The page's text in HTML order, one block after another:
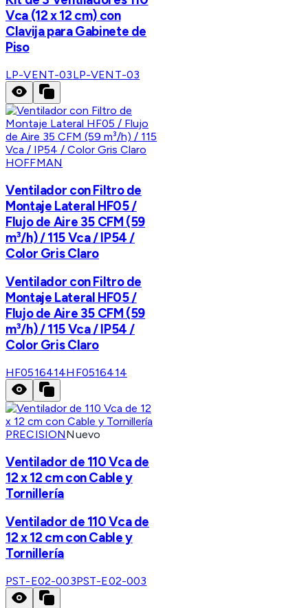
Vca (12 x 12 cm) con
Clavija para Gabinete de
Piso
LP-VENT-03LP-VENT-03
HOFFMAN
Ventilador con Filtro de
Montaje Lateral HF05 /
Flujo de Aire 35 CFM (59
m³/h) / 115 Vca / IP54 /
Color Gris Claro
Ventilador con Filtro de
Montaje Lateral HF05 /
Flujo de Aire 35 CFM (59
m³/h) / 115 Vca / IP54 /
Color Gris Claro
HF0516414HF0516414
PRECISIONNuevo
Ventilador de 110 Vca de
12 x 12 cm con Cable y
Tornillería
Ventilador de 110 Vca de
12 x 12 cm con Cable y
Tornillería
PST-E02-003PST-E02-003